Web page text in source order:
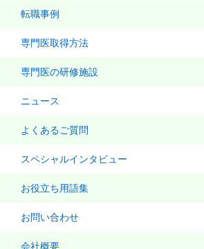
転職事例
専門医取得方法
専門医の研修施設
ニュース
よくあるご質問
スペシャルインタビュー
お役立ち用語集
お問い合わせ
会社概要